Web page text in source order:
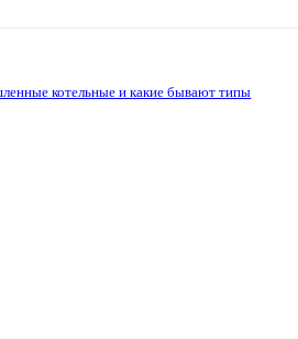
котельные и какие бывают типы